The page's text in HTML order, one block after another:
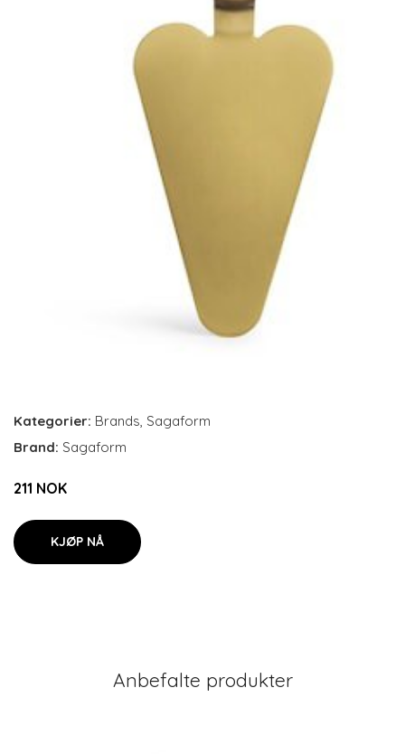
Kategorier: Brands, Sagaform
Brand: Sagaform
211 NOK
KJØP NÅ
Anbefalte produkter